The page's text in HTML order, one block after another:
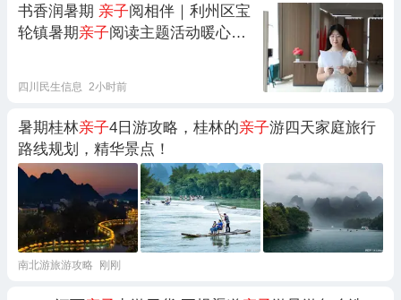
书香润暑期 亲子阅相伴｜利州区宝
轮镇暑期亲子阅读主题活动暖心开
四川民生信息 2小时前
暑期桂林亲子4日游攻略，桂林的亲子游四天家庭旅行
路线规划，精华景点！
南北游旅游攻略 刚刚